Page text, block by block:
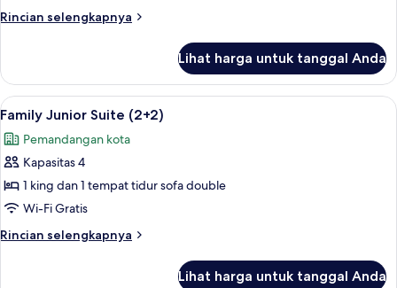
Rincian selengkapnya
Rincian
Family
Suite
Lihat harga untuk tanggal Anda
Lihat
semua
foto
untuk
Family
Junior
Suite
(2+2)
Bantalan ekstra lembut, brankas,
5
Family Junior Suite (2+2)
Pemandangan kota
Kapasitas 4
1 king dan 1 tempat tidur sofa double
Wi-Fi Gratis
Rincian selengkapnya
Rincian
Lihat harga untuk tanggal Anda